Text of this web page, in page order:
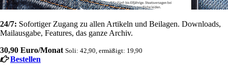
24/7: Sofortiger Zugang zu allen Artikeln und Beilagen. Downloads,
Mailausgabe, Features, das ganze Archiv.
30,90 Euro/Monat Soli: 42,90, ermäßigt: 19,90
Bestellen